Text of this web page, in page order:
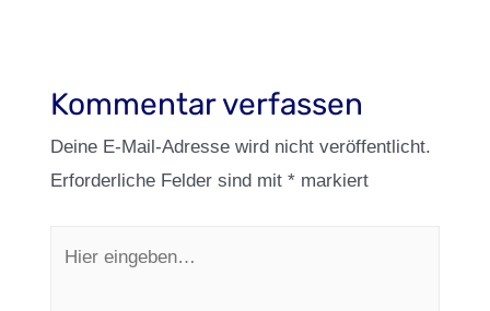
Kommentar verfassen
Deine E-Mail-Adresse wird nicht veröffentlicht.
Erforderliche Felder sind mit *markiert